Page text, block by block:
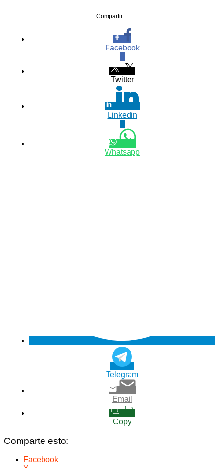
Compartir
Facebook
Twitter
Linkedin
Whatsapp
Telegram
Email
Copy
Comparte esto:
Facebook